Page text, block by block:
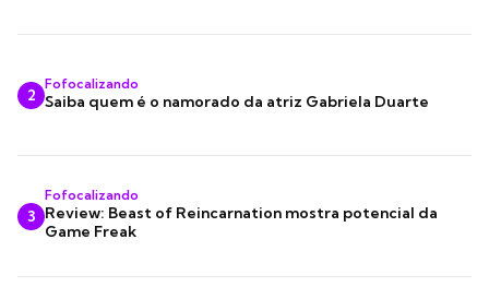
2
Fofocalizando
Saiba quem é o namorado da atriz Gabriela Duarte
3
Fofocalizando
Review: Beast of Reincarnation mostra potencial da
Game Freak